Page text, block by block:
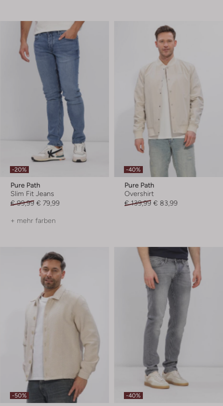
-20%
Pure Path
Slim Fit Jeans
€ 99,99 € 79,99
+ mehr farben
-40%
Pure Path
Overshirt
€ 139,99 € 83,99
-50% -40%